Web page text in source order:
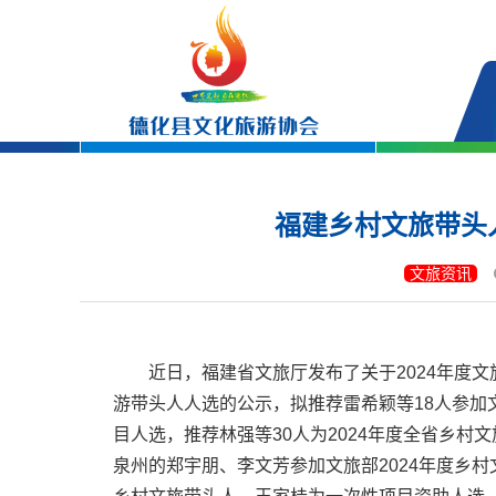
福建乡村文旅带
文旅资讯
近日，福建省文旅厅发布了关于2024年度
游带头人人选的公示，拟推荐雷希颖等18人参
目人选，推荐林强等30人为2024年度全省乡村
泉州的郑宇朋、李文芳参加文旅部2024年度乡